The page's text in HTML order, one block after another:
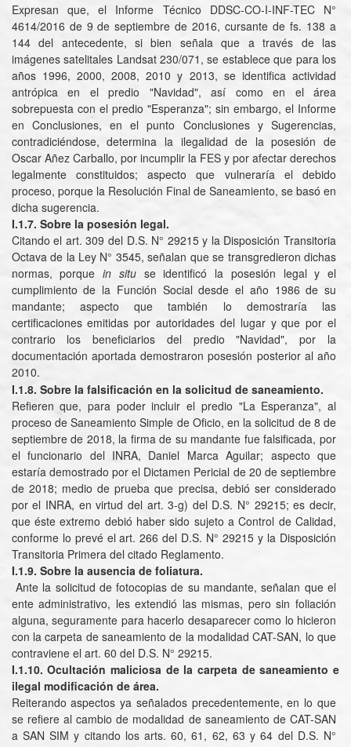
Expresan que, el Informe Técnico DDSC-CO-I-INF-TEC N°
4614/2016 de 9 de septiembre de 2016, cursante de fs. 138 a
144 del antecedente, si bien señala que a través de las
imágenes satelitales Landsat 230/071, se establece que para los
años 1996, 2000, 2008, 2010 y 2013, se identifica actividad
antrópica en el predio "Navidad", así como en el área
sobrepuesta con el predio "Esperanza"; sin embargo, el Informe
en Conclusiones, en el punto Conclusiones y Sugerencias,
contradiciéndose, determina la ilegalidad de la posesión de
Oscar Añez Carballo, por incumplir la FES y por afectar derechos
legalmente constituidos; aspecto que vulneraría el debido
proceso, porque la Resolución Final de Saneamiento, se basó en
dicha sugerencia.
I.1.7. Sobre la posesión legal.
Citando el art. 309 del D.S. N° 29215 y la Disposición Transitoria
Octava de la Ley N° 3545, señalan que se transgredieron dichas
normas, porquein situse identificó la posesión legal y el
cumplimiento de la Función Social desde el año 1986 de su
mandante; aspecto que también lo demostraría las
certificaciones emitidas por autoridades del lugar y que por el
contrario los beneficiarios del predio "Navidad", por la
documentación aportada demostraron posesión posterior al año
2010.
I.1.8. Sobre la falsificación en la solicitud de saneamiento.
Refieren que, para poder incluir el predio "La Esperanza", al
proceso de Saneamiento Simple de Oficio, en la solicitud de 8 de
septiembre de 2018, la firma de su mandante fue falsificada, por
el funcionario del INRA, Daniel Marca Aguilar; aspecto que
estaría demostrado por el Dictamen Pericial de 20 de septiembre
de 2018; medio de prueba que precisa, debió ser considerado
por el INRA, en virtud del art. 3-g) del D.S. N° 29215; es decir,
que éste extremo debió haber sido sujeto a Control de Calidad,
conforme lo prevé el art. 266 del D.S. N° 29215 y la Disposición
Transitoria Primera del citado Reglamento.
I.1.9. Sobre la ausencia de foliatura.
Ante la solicitud de fotocopias de su mandante, señalan que el
ente administrativo, les extendió las mismas, pero sin foliación
alguna, seguramente para hacerlo desaparecer como lo hicieron
con la carpeta de saneamiento de la modalidad CAT-SAN, lo que
contraviene el art. 60 del D.S. N° 29215.
I.1.10. Ocultación maliciosa de la carpeta de saneamiento e
ilegal modificación de área.
Reiterando aspectos ya señalados precedentemente, en lo que
se refiere al cambio de modalidad de saneamiento de CAT-SAN
a SAN SIM y citando los arts. 60, 61, 62, 63 y 64 del D.S. N°